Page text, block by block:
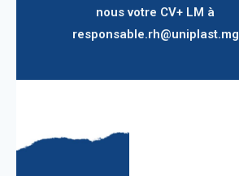
nous votre CV+ LM à
responsable.rh@uniplast.mg